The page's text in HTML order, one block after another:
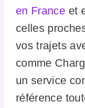
en France et
celles
vos trajets
comme
un service
référence